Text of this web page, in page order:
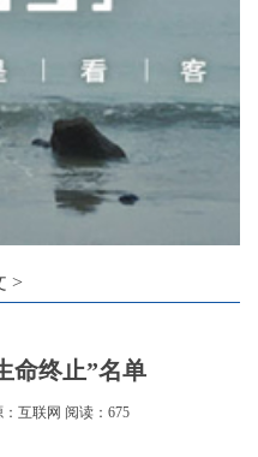
>
命终止”名单
互联网 阅读：675